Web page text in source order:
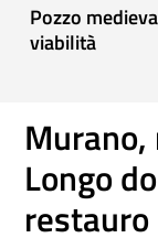
Pozzo
viabilità
Longo
restauro